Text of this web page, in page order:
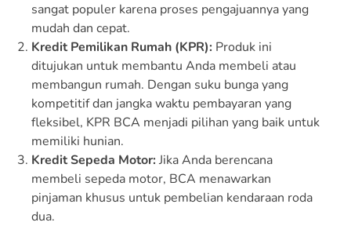
sangat populer karena proses pengajuannya yang
mudah dan cepat.
Kredit Pemilikan Rumah (KPR): Produk ini
ditujukan untuk membantu Anda membeli atau
membangun rumah. Dengan suku bunga yang
kompetitif dan jangka waktu pembayaran yang
fleksibel, KPR BCA menjadi pilihan yang baik untuk
memiliki hunian.
Kredit Sepeda Motor:Jika Anda berencana
membeli sepeda motor, BCA menawarkan
pinjaman khusus untuk pembelian kendaraan roda
dua.